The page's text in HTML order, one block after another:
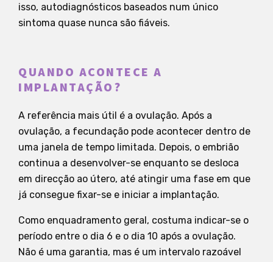
isso, autodiagnósticos baseados num único
sintoma quase nunca são fiáveis.
QUANDO ACONTECE A
IMPLANTAÇÃO?
A referência mais útil é a ovulação. Após a
ovulação, a fecundação pode acontecer dentro de
uma janela de tempo limitada. Depois, o embrião
continua a desenvolver-se enquanto se desloca
em direcção ao útero, até atingir uma fase em que
já consegue fixar-se e iniciar a implantação.
Como enquadramento geral, costuma indicar-se o
período entre o dia 6 e o dia 10 após a ovulação.
Não é uma garantia, mas é um intervalo razoável